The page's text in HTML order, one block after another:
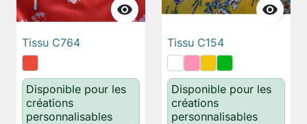

Tissu C764
Disponible pour les
créations
personnalisables

Tissu C154
Disponible pour les
créations
personnalisables